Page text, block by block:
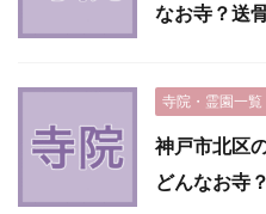
なお寺？送
寺院・霊園一覧
神戸市北区
どんなお寺